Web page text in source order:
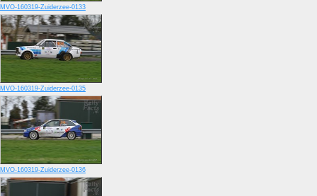
MVO-160319-Zuiderzee-0133
MVO-160319-Zuiderzee-0135
MVO-160319-Zuiderzee-0136